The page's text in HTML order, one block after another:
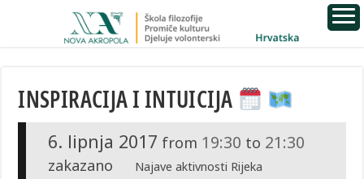
INSPIRACIJA I INTUICIJA
6. lipnja 2017 from 19:30 to 21:30
zakazano Najave aktivnosti Rijeka